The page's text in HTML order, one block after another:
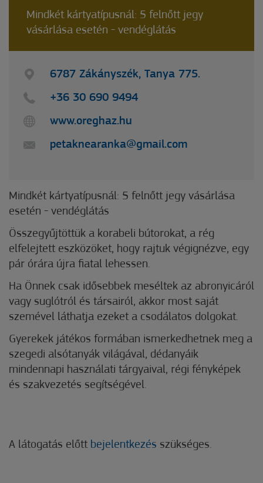
Mindkét kártyatípusnál: 5 felnőtt jegy
vásárlása esetén - vendéglátás
6787 Zákányszék, Tanya 775.
+36 30 690 9494
www.oreghaz.hu
petaknearanka@gmail.com
Mindkét kártyatípusnál: 5 felnőtt jegy vásárlása
esetén - vendéglátás
Összegyűjtöttük a korabeli bútorokat, a rég
elfelejtett eszközöket, hogy rajtuk végignézve, egy
pár órára újra fiatal lehessen.
Ha Önnek csak idősebbek meséltek az abronyicáról
vagy suglótról és társairól, akkor most saját
szemével láthatja ezeket a csodálatos dolgokat.
Gyerekek játékos formában ismerkedhetnek meg a
szegedi alsótanyák világával, dédanyáik
mindennapi használati tárgyaival, régi fényképek
és szakvezetés segítségével.
A látogatás előtt bejelentkezés szükséges.